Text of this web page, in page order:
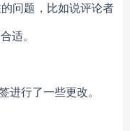
问题， 比如说评论者
适。
进行了一些更改。